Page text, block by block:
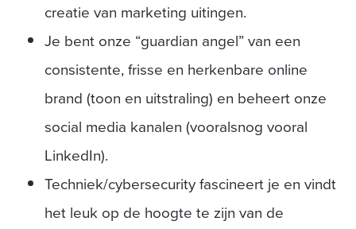
creatie van marketing uitingen.
Je bent onze “guardian angel” van een
consistente, frisse en herkenbare online
brand (toon en uitstraling) en beheert onze
social media kanalen (vooralsnog vooral
LinkedIn).
Techniek/cybersecurity fascineert je en vindt
het leuk op de hoogte te zijn van de